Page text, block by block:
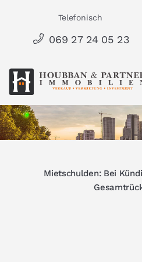
springen
Telefonisch
069 27 24 05 23
Mietschulden: Bei